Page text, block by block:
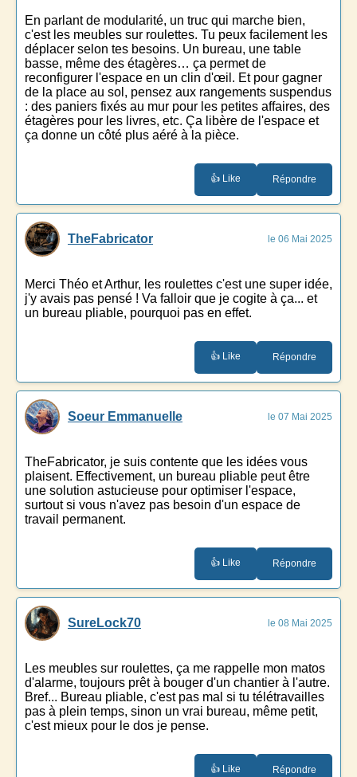
En parlant de modularité, un truc qui marche bien,
c'est les meubles sur roulettes. Tu peux facilement les
déplacer selon tes besoins. Un bureau, une table
basse, même des étagères… ça permet de
reconfigurer l'espace en un clin d'œil. Et pour gagner
de la place au sol, pensez aux rangements suspendus
: des paniers fixés au mur pour les petites affaires, des
étagères pour les livres, etc. Ça libère de l'espace et
ça donne un côté plus aéré à la pièce.
👍 Like Répondre
TheFabricator le 06 Mai 2025
Merci Théo et Arthur, les roulettes c'est une super idée,
j'y avais pas pensé ! Va falloir que je cogite à ça... et
un bureau pliable, pourquoi pas en effet.
👍 Like Répondre
Soeur Emmanuelle le 07 Mai 2025
TheFabricator, je suis contente que les idées vous
plaisent. Effectivement, un bureau pliable peut être
une solution astucieuse pour optimiser l'espace,
surtout si vous n'avez pas besoin d'un espace de
travail permanent.
👍 Like Répondre
SureLock70 le 08 Mai 2025
Les meubles sur roulettes, ça me rappelle mon matos
d'alarme, toujours prêt à bouger d'un chantier à l'autre.
Bref... Bureau pliable, c'est pas mal si tu télétravailles
pas à plein temps, sinon un vrai bureau, même petit,
c'est mieux pour le dos je pense.
👍 Like Répondre